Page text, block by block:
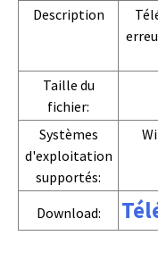
Description
Taille du
fichier:
Systèmes
d'exploitation
supportés:
Download: